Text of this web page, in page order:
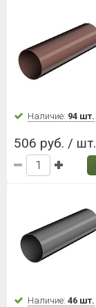
Наличие: 94 шт.
506 руб. / шт.
Наличие: 46 шт.